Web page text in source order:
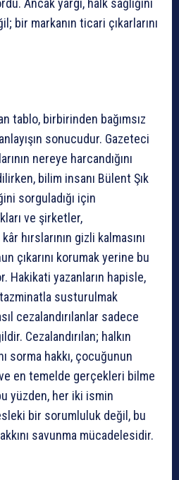
Ancak yargı, halk sağlığını
bir markanın ticari çıkarlarını
tablo, birbirinden bağımsız
sonucudur. Gazeteci
nereye harcandığını
bilim insanı Bülent Şık
sorguladığı için
ve şirketler,
hırslarının gizli kalmasını
çıkarını korumak yerine bu
Hakikati yazanların hapisle,
susturulmak
cezalandırılanlar sadece
Cezalandırılan; halkın
sorma hakkı, çocuğunun
ve en temelde gerçekleri bilme
yüzden, her iki ismin
bir sorumluluk değil, bu
savunma mücadelesidir.